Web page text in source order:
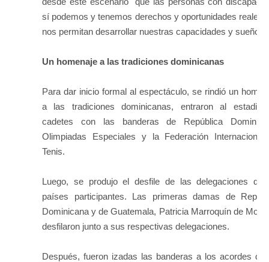
sí podemos y tenemos derechos y oportunidades reales
nos permitan desarrollar nuestras capacidades y sueños”.
Un homenaje a las tradiciones dominicanas
Para dar inicio formal al espectáculo, se rindió un
a las tradiciones dominicanas, entraron al estadio
cadetes con las banderas de República
Olimpiadas Especiales y la Federación Internacional
Tenis.
Luego, se produjo el desfile de las delegaciones de
países participantes. Las primeras damas de
Dominicana y de Guatemala, Patricia Marroquín de
desfilaron junto a sus respectivas delegaciones.
Después, fueron izadas las banderas a los acordes de